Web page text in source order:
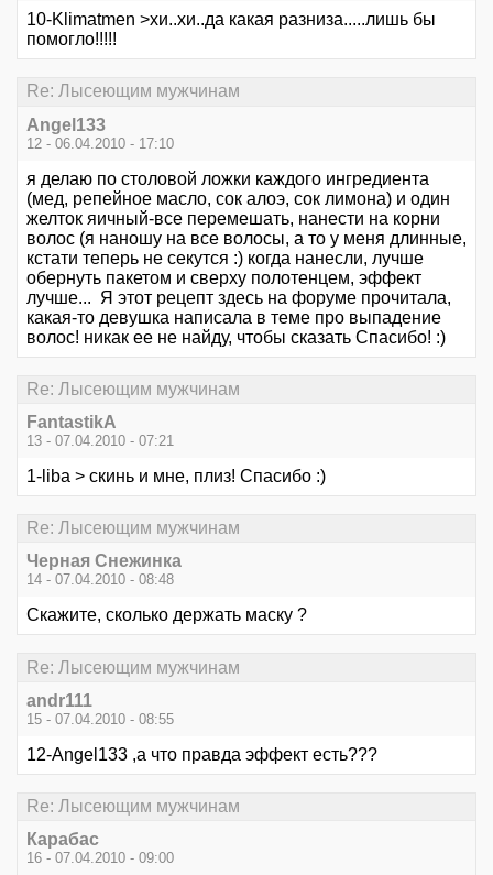
10-Klimatmen >хи..хи..да какая разниза.....лишь бы
помогло!!!!!
Re: Лысеющим мужчинам
Angel133
12 - 06.04.2010 - 17:10
я делаю по столовой ложки каждого ингредиента
(мед, репейное масло, сок алоэ, сок лимона) и один
желток яичный-все перемешать, нанести на корни
волос (я наношу на все волосы, а то у меня длинные,
кстати теперь не секутся :) когда нанесли, лучше
обернуть пакетом и сверху полотенцем, эффект
лучше... Я этот рецепт здесь на форуме прочитала,
какая-то девушка написала в теме про выпадение
волос! никак ее не найду, чтобы сказать Спасибо! :)
Re: Лысеющим мужчинам
FantastikA
13 - 07.04.2010 - 07:21
1-liba > скинь и мне, плиз! Спасибо :)
Re: Лысеющим мужчинам
Черная Снежинка
14 - 07.04.2010 - 08:48
Скажите, сколько держать маску ?
Re: Лысеющим мужчинам
andr111
15 - 07.04.2010 - 08:55
12-Angel133 ,а что правда эффект есть???
Re: Лысеющим мужчинам
Карабас
16 - 07.04.2010 - 09:00